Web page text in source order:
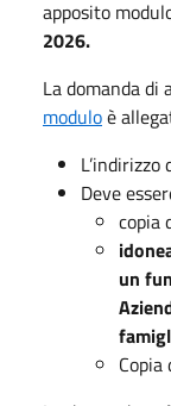
apposito
2026.
La domanda di
moduloè
Deve
copia
un